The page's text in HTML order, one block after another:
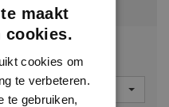
maakt
cookies.
cookies om
te verbeteren.
te gebruiken,